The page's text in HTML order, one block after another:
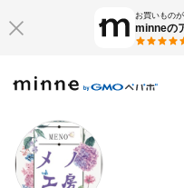
お買いもの
minneの